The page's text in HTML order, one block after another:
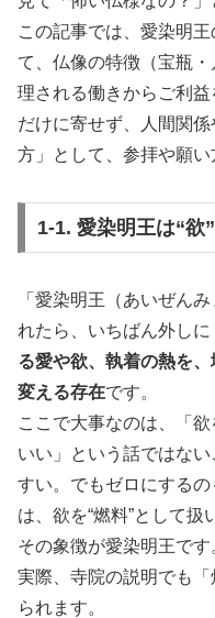
この記事では、愛染明
て、仏像の特徴（宝瓶
理される働きからご利
だけに寄せず、人間関
方」として、参拝や願い
1-1. 愛染明王は“欲
「愛染明王（あいぜん
れたら、いちばん外しに
る愛や欲、執着の熱を
変える存在です。
ここで大事なのは、「
いい」という話ではな
すい。でもゼロにする
は、欲を“燃料”として扱
その象徴が愛染明王です
実際、寺院の説明でも
られます。